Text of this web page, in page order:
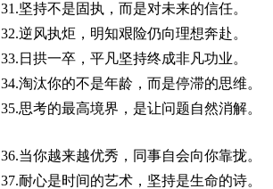
31.坚持不是固执，而是对未来的信任。
32.逆风执炬，明知艰险仍向理想奔赴。
33.日拱一卒，平凡坚持终成非凡功业。
34.淘汰你的不是年龄，而是停滞的思维。
35.思考的最高境界，是让问题自然消解。
36.当你越来越优秀，同事自会向你靠拢。
37.耐心是时间的艺术，坚持是生命的诗。